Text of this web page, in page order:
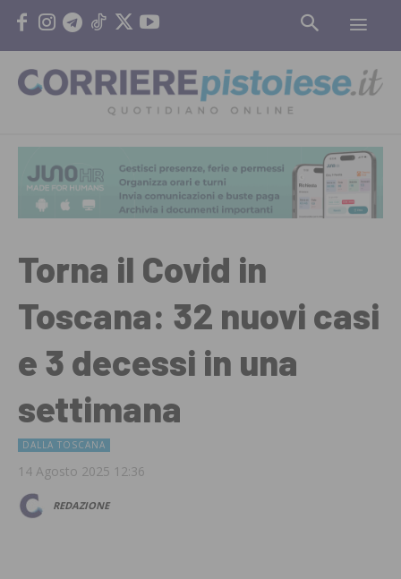
Torna il Covid in
Toscana: 32 nuovi casi
e 3 decessi in una
settimana
DALLA TOSCANA
14 Agosto 2025 12:36
REDAZIONE